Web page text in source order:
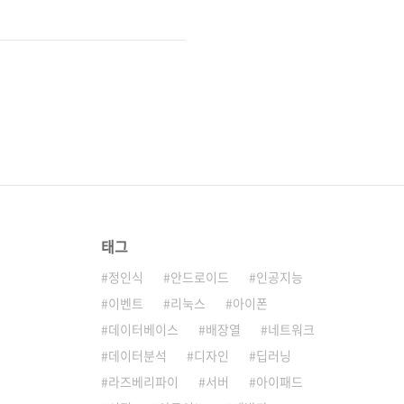
태그
정인식 안드로이드
인공지능
이벤트
리눅스
아이폰
데이터베이스
배장열
네트워크
데이터분석
디자인
딥러닝
라즈베리파이
서버
아이패드